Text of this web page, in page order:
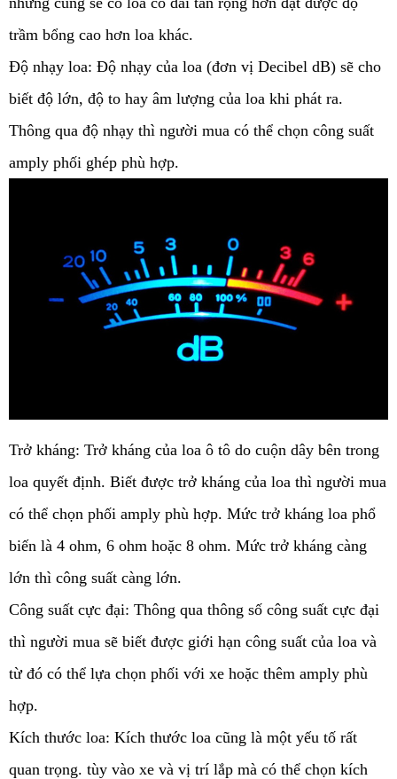
trầm bổng cao hơn loa khác.
Độ nhạy loa: Độ nhạy của loa (đơn vị Decibel dB) sẽ cho
biết độ lớn, độ to hay âm lượng của loa khi phát ra.
Thông qua độ nhạy thì người mua có thể chọn công suất
amply phối ghép phù hợp.
Trở kháng: Trở kháng của loa ô tô do cuộn dây bên trong
loa quyết định. Biết được trở kháng của loa thì người mua
có thể chọn phối amply phù hợp. Mức trở kháng loa phổ
biến là 4 ohm, 6 ohm hoặc 8 ohm. Mức trở kháng càng
lớn thì công suất càng lớn.
Công suất cực đại: Thông qua thông số công suất cực đại
thì người mua sẽ biết được giới hạn công suất của loa và
từ đó có thể lựa chọn phối với xe hoặc thêm amply phù
hợp.
Kích thước loa: Kích thước loa cũng là một yếu tố rất
quan trọng. tùy vào xe và vị trí lắp mà có thể chọn kích